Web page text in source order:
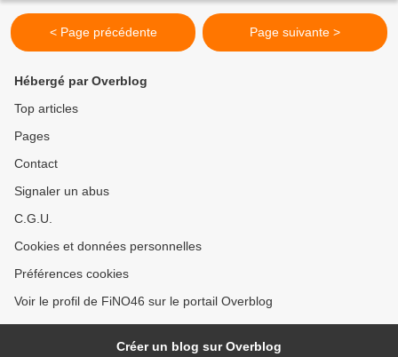
< Page précédente Page suivante >
Hébergé par Overblog
Top articles
Pages
Contact
Signaler un abus
C.G.U.
Cookies et données personnelles
Préférences cookies
Voir le profil de FiNO46 sur le portail Overblog
Créer un blog sur Overblog